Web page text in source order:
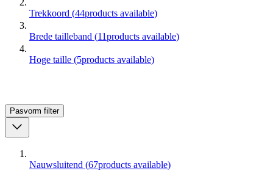
Trekkoord (44products available)
Brede tailleband (11products available)
Hoge taille (5products available)
Pasvorm filter
Nauwsluitend (67products available)